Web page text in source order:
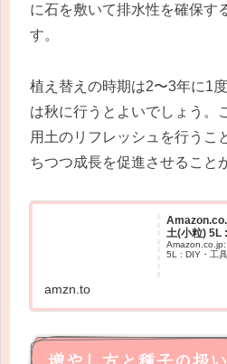
に石を敷いて排水性を確保す
す。
植え替えの時期は2〜3年に1
は秋に行うとよいでしょう。
用土のリフレッシュを行うこ
ちつつ成長を促進させること
土(小粒) 5L
5L : DIY・工
amzn.to